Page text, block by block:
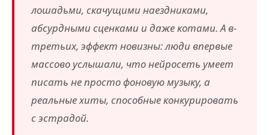
лошадьми, скачущими наездниками,
абсурдными сценками и даже котами. А в-
третьих, эффект новизны: люди впервые
массово услышали, что нейросеть умеет
писать не просто фоновую музыку, а
реальные хиты, способные конкурировать
с эстрадой.